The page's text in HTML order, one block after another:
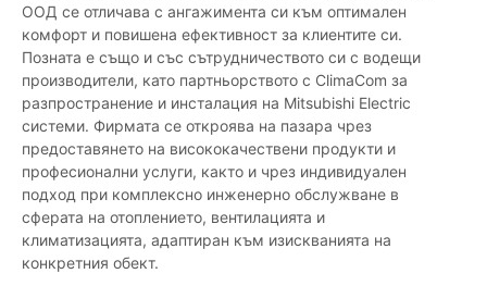
OOД се отличава с ангажимента си към оптимален
комфорт и повишена ефективност за клиентите си.
Позната е също и със сътрудничеството си с водещи
производители, като партньорството с ClimaCom за
разпространение и инсталация на Mitsubishi Electric
системи. Фирмата се откроява на пазара чрез
предоставянето на висококачествени продукти и
професионални услуги, както и чрез индивидуален
подход при комплексно инженерно обслужване в
сферата на отоплението, вентилацията и
климатизацията, адаптиран към изискванията на
конкретния обект.